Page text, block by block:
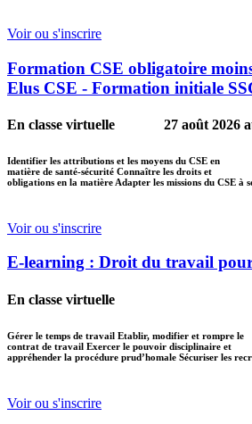
Voir ou s'inscrire
Formation CSE obligatoire
Elus CSE - Formation initiale
En classe virtuelle 27 août 2026
Identifier les attributions et les moyens du CSE en
matière de santé-sécurité Connaître les droits et
obligations en la matière Adapter les missions du CSE à
Voir ou s'inscrire
E-learning : Droit du travail pour
En classe virtuelle
Gérer le temps de travail Etablir, modifier et rompre le
contrat de travail Exercer le pouvoir disciplinaire et
appréhender la procédure prud’homale Sécuriser les
Voir ou s'inscrire